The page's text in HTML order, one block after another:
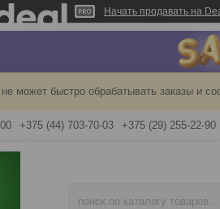
Начать продавать на
может быстро обрабатывать заказы и
+375 (44) 703-70-03 +375 (29) 255-22-90